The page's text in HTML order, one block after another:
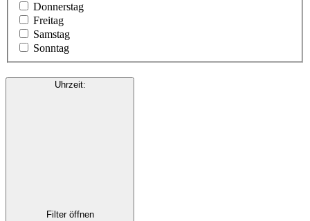
Donnerstag
Freitag
Samstag
Sonntag
Uhrzeit:
Filter öffnen